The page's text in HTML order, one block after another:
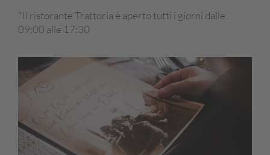
*Il ristorante Trattoria è aperto tutti i giorni dalle
09:00 alle 17:30